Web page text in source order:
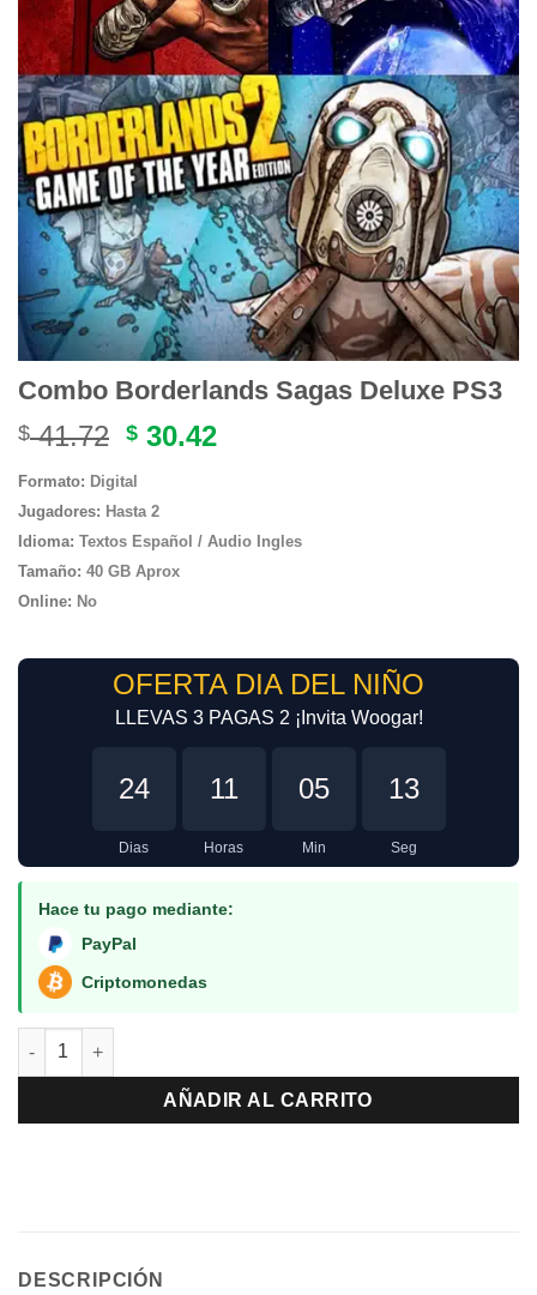
Combo Borderlands Sagas Deluxe PS3
$41.72 Original
was:
$ 41.72.
$ 30.42Current
Formato: Digital
Jugadores: Hasta 2
Idioma: Textos Español / Audio Ingles
Tamaño: 40 GB Aprox
Online: No
OFERTA DIA DEL NIÑO
LLEVAS 3 PAGAS 2 ¡Invita Woogar!
24
Dias
11
Horas
05
Min
12
Seg
Hace tu pago mediante:
PayPal
Criptomonedas
Combo Borderlands Sagas Deluxe PS3 cantidad
AÑADIR AL CARRITO
DESCRIPCIÓN